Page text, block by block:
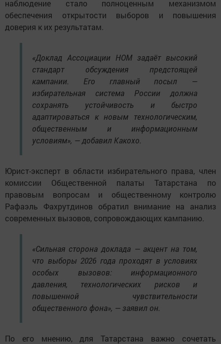
наблюдение стало полноценным механизмом
обеспечения открытости выборов и повышения
доверия к их результатам.
«Доклад Ассоциации НОМ задаёт высокий
стандарт обсуждения предстоящей
кампании. Его главный посыл —
избирательная система России должна
сохранять устойчивость и быстро
адаптироваться к новым технологическим,
общественным и информационным
условиям», — добавил Какохо.
Юрист-эксперт в области избирательного права, член
комиссии Общественной палаты Татарстана по
правовым вопросам и общественному контролю
Рафаэль Фахрутдинов обратил внимание на анализ
современных вызовов, сопровождающих кампанию.
«Сильная сторона доклада — акцент на том,
что выборы 2026 года проходят в условиях
особых вызовов: информационного
давления, технологических рисков и
повышенной чувствительности
общественного фона», — заявил он.
По его мнению, для Татарстана важно сочетать